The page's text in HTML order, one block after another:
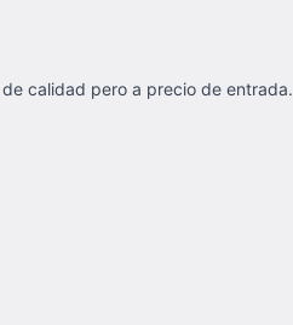
calidad pero a precio de entrada.